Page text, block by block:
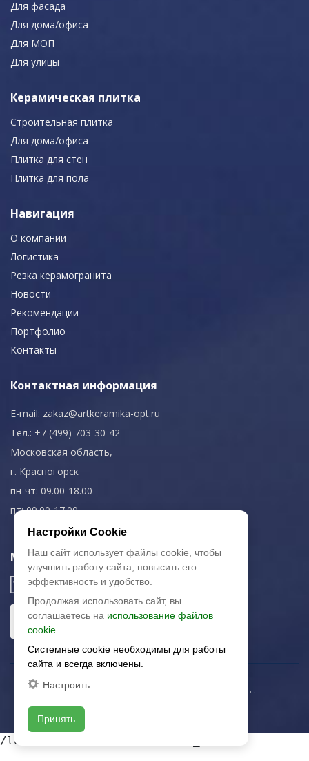
Для фасада
Для дома/офиса
Для МОП
Для улицы
Керамическая плитка
Строительная плитка
Для дома/офиса
Плитка для стен
Плитка для пола
Навигация
О компании
Логистика
Резка керамогранита
Новости
Рекомендации
Портфолио
Контакты
Контактная информация
E-mail: zakaz@artkeramika-opt.ru
Тел.: +7 (499) 703-30-42
Московская область,
г. Красногорск
пн-чт: 09.00-18.00
пт: 09.00-17.00
Мы в соц. сетях
© 2003-2026 «Арткерамика». Все права защищены.
/local/templates/artkeramika_new
Настройки Cookie
Наш сайт использует файлы cookie, чтобы
улучшить работу сайта, повысить его
эффективность и удобство.
Продолжая использовать сайт, вы
соглашаетесь на использование файлов
cookie.
Системные cookie необходимы для работы
сайта и всегда включены.
Настроить
Принять